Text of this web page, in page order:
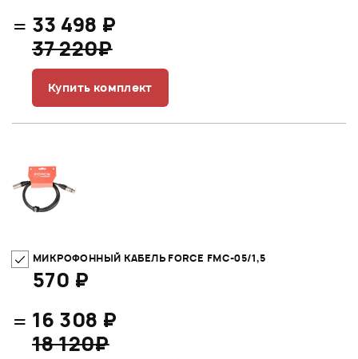
= 33 498 ₽
37 220₽
Купить комплект
МИКРОФОННЫЙ КАБЕЛЬ FORCE FMC-05/1,5
570 ₽
= 16 308 ₽
18 120₽